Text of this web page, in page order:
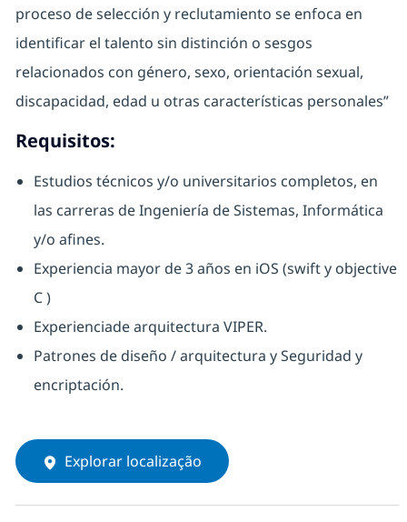
proceso de selección y reclutamiento se enfoca en
identificar el talento sin distinción o sesgos
relacionados con género, sexo, orientación sexual,
discapacidad, edad u otras características personales”
Requisitos:
Estudios técnicos y/o universitarios completos, en
las carreras de Ingeniería de Sistemas, Informática
y/o afines.
Experiencia mayor de 3 años en iOS (swift y objective
C )
Experienciade arquitectura VIPER.
Patrones de diseño / arquitectura y Seguridad y
encriptación.
Explorar localização